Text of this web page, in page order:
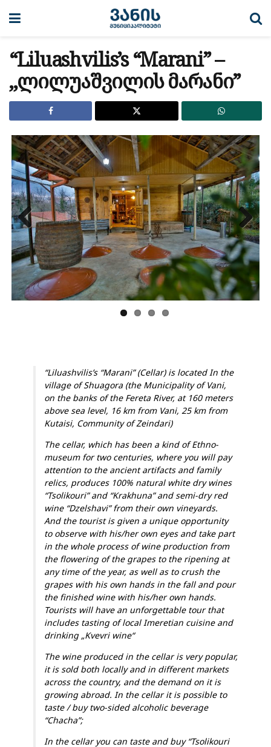
“Liluashvilis’s “Marani” –
,,ლილუაშვილის მარანი”
Previous Next
“Liluashvilis’s “Marani” (Cellar) is located In the
village of Shuagora (the Municipality of Vani,
on the banks of the Fereta River, at 160 meters
above sea level, 16 km from Vani, 25 km from
Kutaisi, Community of Zeindari)
The cellar, which has been a kind of Ethno-
museum for two centuries, where you will pay
attention to the ancient artifacts and family
relics, produces 100% natural white dry wines
“Tsolikouri” and “Krakhuna” and semi-dry red
wine “Dzelshavi” from their own vineyards.
And the tourist is given a unique opportunity
to observe with his/her own eyes and take part
in the whole process of wine production from
the flowering of the grapes to the ripening at
any time of the year, as well as to crush the
grapes with his own hands in the fall and pour
the finished wine with his/her own hands.
Tourists will have an unforgettable tour that
includes tasting of local Imeretian cuisine and
drinking „Kvevri wine“
The wine produced in the cellar is very popular,
it is sold both locally and in different markets
across the country, and the demand on it is
growing abroad. In the cellar it is possible to
taste / buy two-sided alcoholic beverage
“Chacha”;
In the cellar you can taste and buy “Tsolikouri